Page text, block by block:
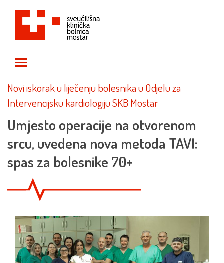
Novi iskorak u liječenju bolesnika u Odjelu za
Intervencijsku kardiologiju SKB Mostar
Umjesto operacije na otvorenom
srcu, uvedena nova metoda TAVI:
spas za bolesnike 70+